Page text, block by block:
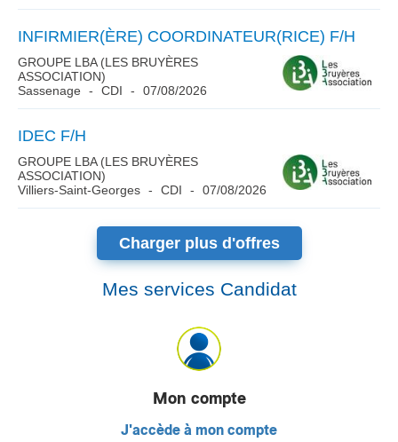
INFIRMIER(ÈRE) COORDINATEUR(RICE) F/H
GROUPE LBA (LES BRUYÈRES
ASSOCIATION)
Sassenage
CDI 07/08/2026
IDEC F/H
GROUPE LBA (LES BRUYÈRES
ASSOCIATION)
Villiers-Saint-Georges
CDI 07/08/2026
Charger plus d'offres
Mes services Candidat
Mon compte
J'accède à mon compte